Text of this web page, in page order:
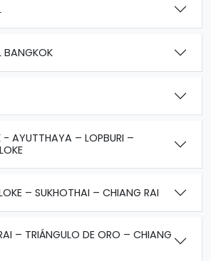
BANGKOK
- AYUTTHAYA – LOPBURI –
– SUKHOTHAI – CHIANG RAI
– TRIÁNGULO DE ORO – CHIANG